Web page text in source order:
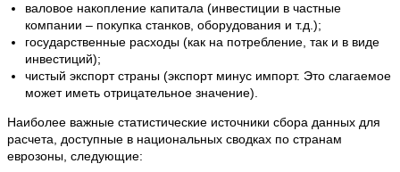
валовое накопление капитала (инвестиции в частные
компании – покупка станков, оборудования и т.д.);
государственные расходы (как на потребление, так и в виде
инвестиций);
чистый экспорт страны (экспорт минус импорт. Это слагаемое
может иметь отрицательное значение).
Наиболее важные статистические источники сбора данных для
расчета, доступные в национальных сводках по странам
еврозоны, следующие: